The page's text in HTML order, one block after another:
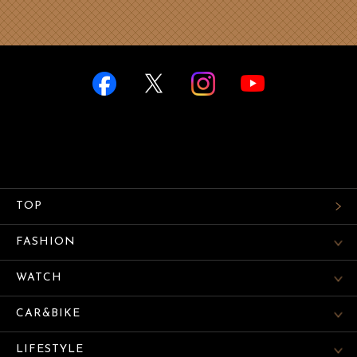
TOP
FASHION
WATCH
CAR&BIKE
LIFESTYLE